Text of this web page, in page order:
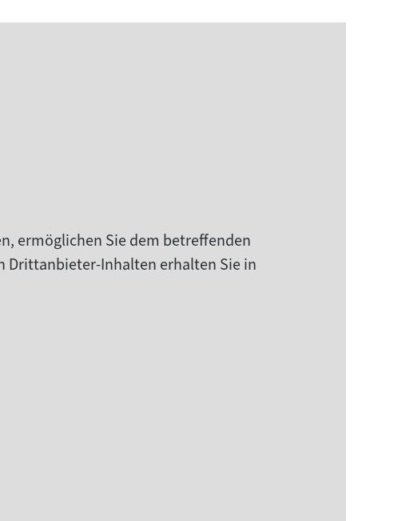
ermöglichen Sie dem betreffenden
Drittanbieter-Inhalten erhalten Sie in